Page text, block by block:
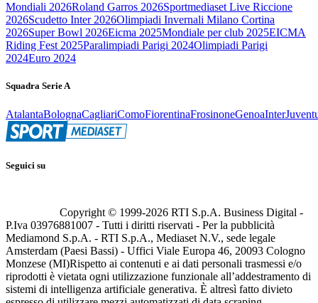
Mondiali 2026Roland Garros 2026Sportmediaset Live Riccione
2026Scudetto Inter 2026Olimpiadi Invernali Milano Cortina
2026Super Bowl 2026Eicma 2025Mondiale per club 2025EICMA
Riding Fest 2025Paralimpiadi Parigi 2024Olimpiadi Parigi
2024Euro 2024
Squadra Serie A
AtalantaBolognaCagliariComoFiorentinaFrosinoneGenoaInter
Seguici su
Copyright © 1999-2026 RTI S.p.A. Business Digital -
P.Iva 03976881007 - Tutti i diritti riservati - Per la pubblicità
Mediamond S.p.A. - RTI S.p.A., Mediaset N.V., sede legale
Amsterdam (Paesi Bassi) - Uffici Viale Europa 46, 20093 Cologno
Monzese (MI)Rispetto ai contenuti e ai dati personali trasmessi e/o
riprodotti è vietata ogni utilizzazione funzionale all’addestramento di
sistemi di intelligenza artificiale generativa. È altresì fatto divieto